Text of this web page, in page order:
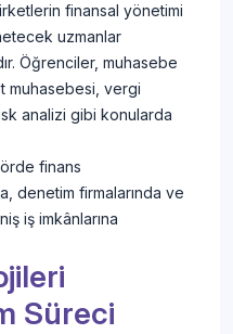
finansal yönetimi
uzmanlar
Öğrenciler, muhasebe
muhasebesi, vergi
analizi gibi konularda
finans
denetim firmalarında ve
iş imkânlarına
Süreci